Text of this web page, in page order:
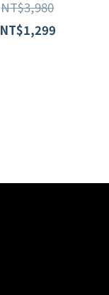
/黑色
NT$3,980
NT$1,299